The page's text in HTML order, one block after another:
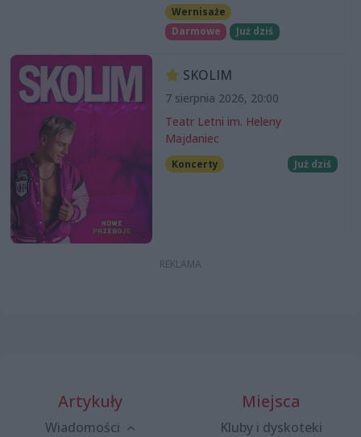
Wernisaże
Darmowe
Już dziś
SKOLIM
7 sierpnia 2026, 20:00
Teatr Letni im. Heleny
Majdaniec
Koncerty Już dziś
Artykuły
Wiadomości
Miejsca
Kluby i dyskoteki